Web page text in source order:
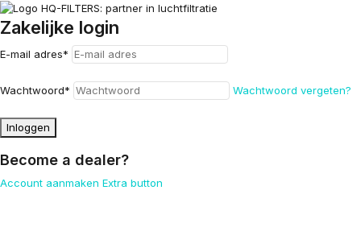
Zakelijke login
E-mail adres*
Wachtwoord* Wachtwoord vergeten?
Inloggen
Become a dealer?
Account aanmaken Extra button